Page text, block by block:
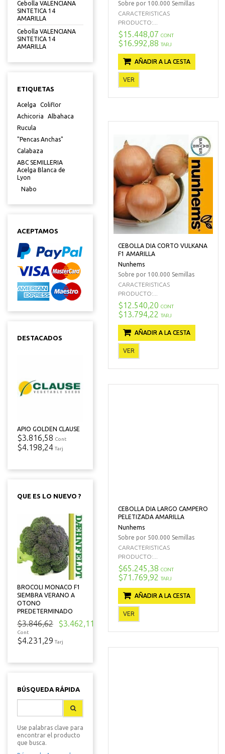
Cebolla VALENCIANA
SINTETICA 14
AMARILLA
Cebolla VALENCIANA
SINTETICA 14
AMARILLA
ETIQUETAS
Acelga
Coliflor
Achicoria
Albahaca
Rucula
"Pencas Anchas"
Calabaza
ABC SEMILLERIA
Acelga Blanca de
Lyon
Nabo
ACEPTAMOS
DESTACADOS
APIO GOLDEN CLAUSE
$3.816,58 Cont
$4.198,24 Tarj
QUE ES LO NUEVO ?
BROCOLI MONACO F1
SIEMBRA VERANO A
OTONO
PREDETERMINADO
$3.846,62 $3.462,11
Cont
$4.231,29 Tarj
BÚSQUEDA RÁPIDA
Use palabras clave para
encontrar el producto
que busca.
Sobre por 100.000 Semillas
CARACTERISTICAS
PRODUCTO:...
$15.448,07 CONT
$16.992,88 TARJ
AÑADIR A LA CESTA
VER
CEBOLLA DIA CORTO VULKANA
F1 AMARILLA
Nunhems
Sobre por 100.000 Semillas
CARACTERISTICAS
PRODUCTO:...
$12.540,20 CONT
$13.794,22 TARJ
AÑADIR A LA CESTA
VER
CEBOLLA DIA LARGO CAMPERO
PELETIZADA AMARILLA
Nunhems
Sobre por 500.000 Semillas
CARACTERISTICAS
PRODUCTO:...
$65.245,38 CONT
$71.769,92 TARJ
AÑADIR A LA CESTA
VER